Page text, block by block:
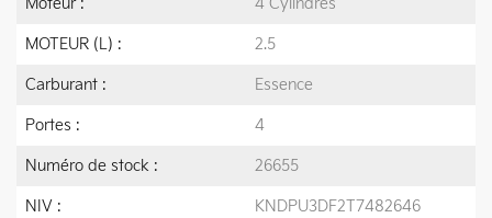
Moteur : 4 Cylindres
MOTEUR (L) : 2.5
Carburant : Essence
Portes : 4
Numéro de stock : 26655
NIV : KNDPU3DF2T7482646